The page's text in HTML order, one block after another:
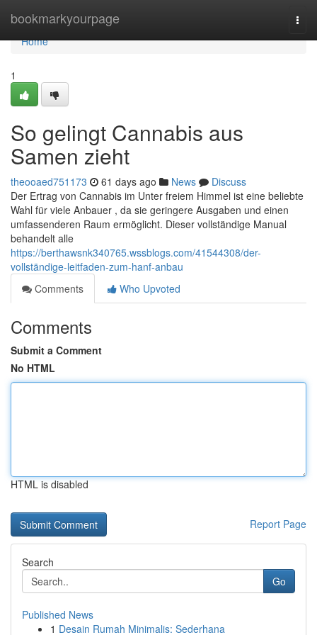
bookmarkyourpage
Home
Home
1
So gelingt Cannabis aus
Samen zieht
theooaed751173 61 days ago News
Discuss
Der Ertrag von Cannabis im Unter freiem Himmel ist eine beliebte
Wahl für viele Anbauer , da sie geringere Ausgaben und einen
umfassenderen Raum ermöglicht. Dieser vollständige Manual
behandelt alle
https://berthawsnk340765.wssblogs.com/41544308/der-
vollständige-leitfaden-zum-hanf-anbau
Comments
Who Upvoted
Comments
Submit a Comment
No HTML
HTML is disabled
Report Page
Search
Go
Published News
1 Desain Rumah Minimalis: Sederhana